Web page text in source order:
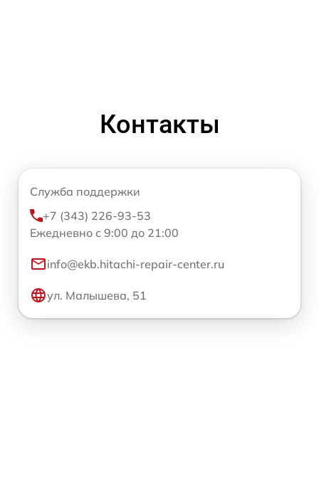
Контакты
Служба поддержки
+7 (343) 226-93-53
Ежедневно с 9:00 до 21:00
info@ekb.hitachi-repair-center.ru
ул. Малышева, 51